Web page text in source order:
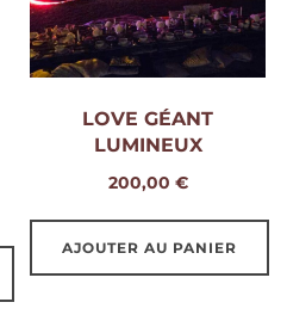
LOVE GÉANT
LUMINEUX
200,00 €
AJOUTER AU PANIER